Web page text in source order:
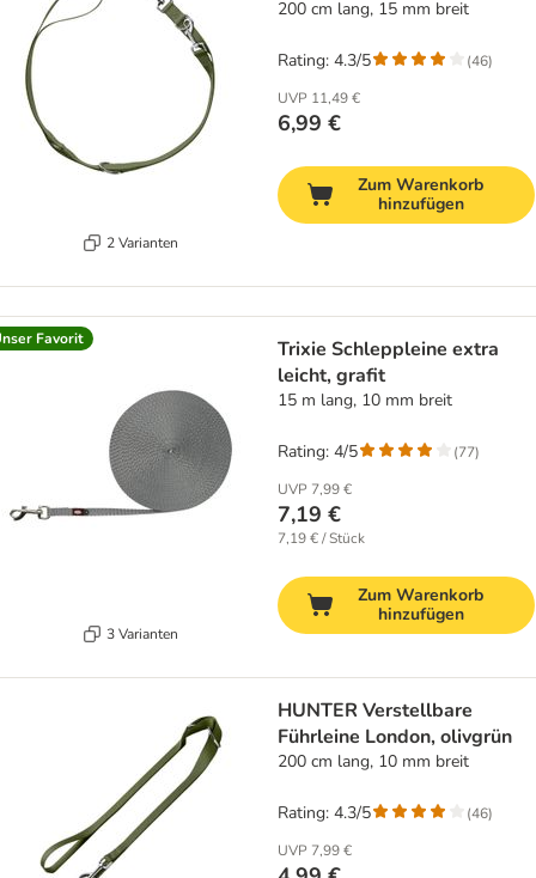
2 Varianten
200 cm lang, 15 mm breit
UVP 11,49 €
6,99 €
Rating: 4.3/5 (46)
Zum Warenkorb
hinzufügen
Favorit
3 Varianten
Trixie Schleppleine extra
leicht, grafit
15 m lang, 10 mm breit
UVP 7,99 €
7,19 €
7,19 € / Stück
Rating: 4/5 (77)
Zum Warenkorb
hinzufügen
HUNTER Verstellbare
Führleine London, olivgrün
200 cm lang, 10 mm breit
UVP 7,99 €
Rating: 4.3/5 (46)